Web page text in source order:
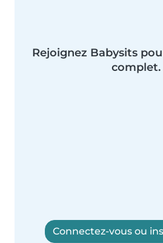
Rejoignez Babysits
complet.
Connectez-vous ou